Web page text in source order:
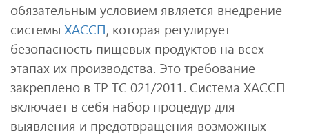
обязательным условием является внедрение
системы ХАССП, которая регулирует
безопасность пищевых продуктов на всех
этапах их производства. Это требование
закреплено в ТР ТС 021/2011. Система ХАССП
включает в себя набор процедур для
выявления и предотвращения возможных